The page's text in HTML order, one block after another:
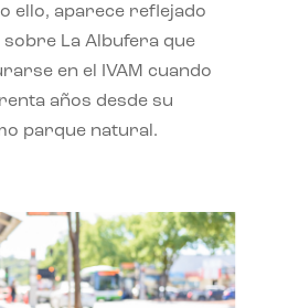
ello, aparece reflejado
sobre La Albufera que
en el IVAM cuando
años desde su
parque natural.